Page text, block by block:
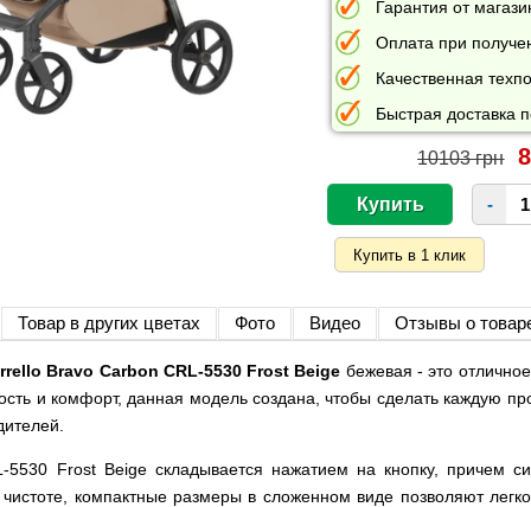
Гарантия от
Оплата при
Качественная
Быстрая доставка
10103 грн
-
Товар в других цветах Фото Видео Отзывы о
Bravo Carbon CRL-5530 Frost Beige бежевая - это
и комфорт, данная модель создана, чтобы сделать каждую
5530 Frost Beige складывается нажатием на кнопку, причем
компактные размеры в сложенном виде позволяют